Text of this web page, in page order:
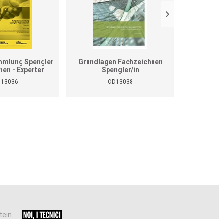
Spengler
- Experten
Grundlagen Fachzeichnen
Spengler/in
OD13038